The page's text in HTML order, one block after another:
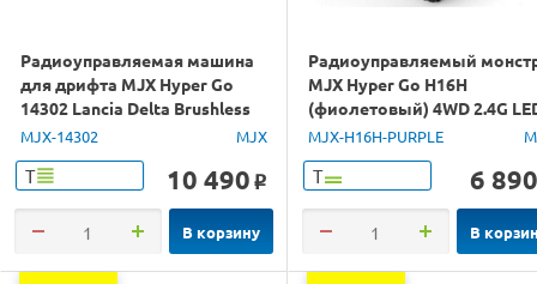
Радиоуправляемая машина
для дрифта MJX Hyper Go
14302 Lancia Delta Brushless
4WD 2.4G LED 1/14 RTR
MJX-14302 MJX
Т 10 490 o
В корзину
Радиоуправляемый
MJX Hyper Go H16H
(фиолетовый) 4WD 2.4G
GPS 1/16 RTR
MJX-H16H-PURPLE
Т 6 890
В